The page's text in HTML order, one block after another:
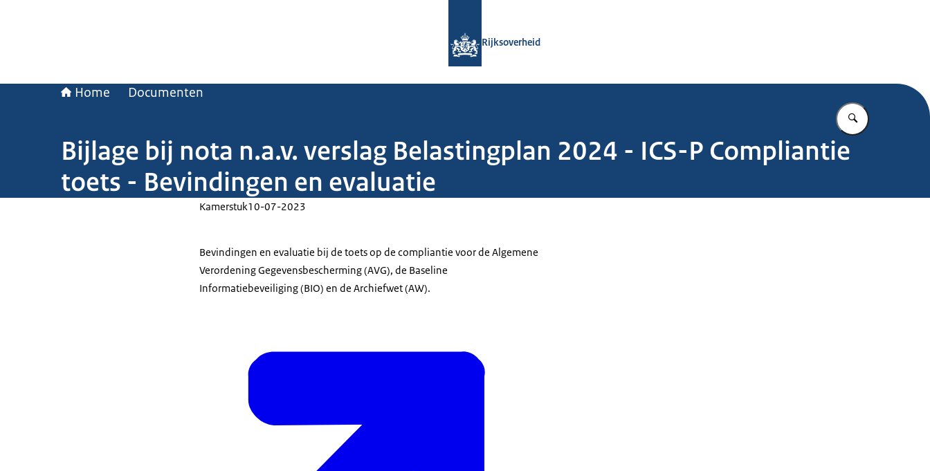
Rijksoverheid
Home Documenten
Vul in wat u
Bijlage bij nota n.a.v. verslag Belastingplan 2024 - ICS-P Compliantie
toets - Bevindingen en evaluatie
Kamerstuk10-07-2023
Bevindingen en evaluatie bij de toets op de compliantie voor de Algemene
Verordening Gegevensbescherming (AVG), de Baseline
Informatiebeveiliging (BIO) en de Archiefwet (AW).